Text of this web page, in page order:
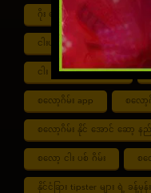
ဂိုး ပေါင်း လောင်း နည်း
ငါးပစ်ဂိမ်း App download
ငါး ပစ် ဂိမ်း ဆော့ နည်း
စလော့ဂိမ်း app စလော့
စလော့ဂိမ်း နိုင် အောင် ဆော့ နည်
စလော့ ငါး ပစ် ဂိမ်း စလ
နိုင်ငံခြား tipster များ ရဲ့ ခန့်မှ